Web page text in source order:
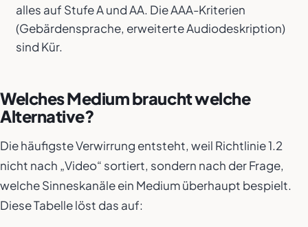
alles auf Stufe A und AA. Die AAA-Kriterien
(Gebärdensprache, erweiterte Audiodeskription)
sind Kür.
Welches Medium braucht welche
Alternative?
Die häufigste Verwirrung entsteht, weil Richtlinie 1.2
nicht nach „Video“ sortiert, sondern nach der Frage,
welche Sinneskanäle ein Medium überhaupt bespielt.
Diese Tabelle löst das auf: